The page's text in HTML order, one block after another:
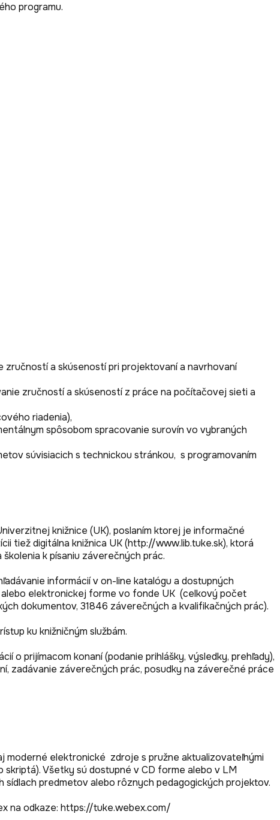
programu.
a skúseností pri projektovaní a navrhovaní
zručností a skúseností z práce na počítačovej sieti a
riadenia),
spôsobom spracovanie surovín vo vybraných
súvisiacich s technickou stránkou,  s programovaním
knižnice (UK), poslaním ktorej je informačné
tiež digitálna knižnica UK (http://www.lib.tuke.sk), ktorá
k písaniu záverečných prác.
informácií v on-line katalógu a dostupných
elektronickej forme vo fonde UK  (celkový počet
dokumentov, 31846 záverečných a kvalifikačných prác).
ku knižničným službám.
o prijímacom konaní (podanie prihlášky, výsledky, prehľady),
zadávanie záverečných prác, posudky na záverečné práce
moderné elektronické  zdroje s pružne aktualizovateľnými
Všetky sú dostupné v CD forme alebo v LM
predmetov alebo rôznych pedagogických projektov.
na odkaze: https://tuke.webex.com/